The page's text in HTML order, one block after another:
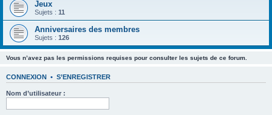
Jeux
Sujets : 11
Anniversaires des membres
Sujets : 126
Vous n’avez pas les permissions requises pour consulter les sujets de ce forum.
CONNEXION • S’ENREGISTRER
Nom d’utilisateur :